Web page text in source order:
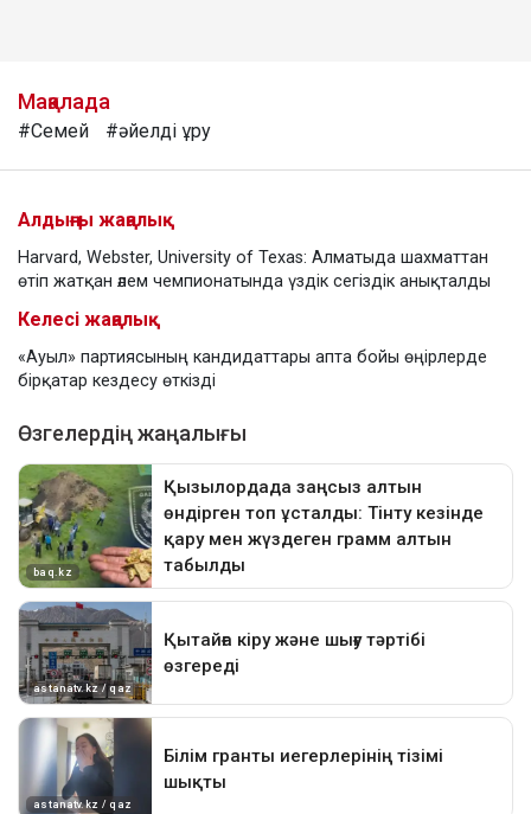
Мақалада
#Семей #әйелді ұру
Алдыңғы жаңалық
Harvard, Webster, University of Texas: Алматыда шахматтан
өтіп жатқан әлем чемпионатында үздік сегіздік анықталды
Келесі жаңалық
«Ауыл» партиясының кандидаттары апта бойы өңірлерде
бірқатар кездесу өткізді